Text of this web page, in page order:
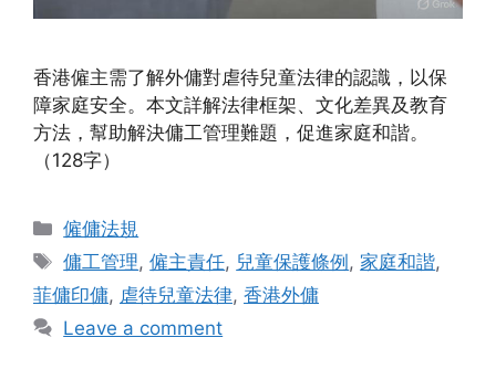
香港僱主需了解外傭對虐待兒童法律的認識，以保
障家庭安全。本文詳解法律框架、文化差異及教育
方法，幫助解決傭工管理難題，促進家庭和諧。
（128字）
Categories
僱傭法規
Tags
傭工管理,僱主責任, 兒童保護條例, 家庭和諧,
菲傭印傭, 虐待兒童法律, 香港外傭
Leave a comment